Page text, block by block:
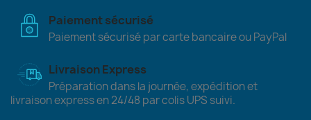
Paiement sécurisé
Paiement sécurisé par carte bancaire ou PayPal
Livraison Express
Préparation dans la journée, expédition et
livraison express en 24/48 par colis UPS suivi.